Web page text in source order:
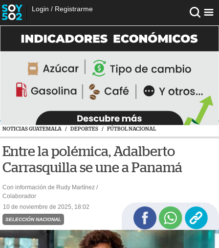
Login / Registrarme
NOTICIAS GUATEMALA / DEPORTES / FÚTBOL NACIONAL
Entre la polémica, Adalberto
Carrasquilla se une a Panamá
Con información de Rudy Martínez /
Colaborador
10 de noviembre de 2025, 18:02
SELECCIÓN NACIONAL